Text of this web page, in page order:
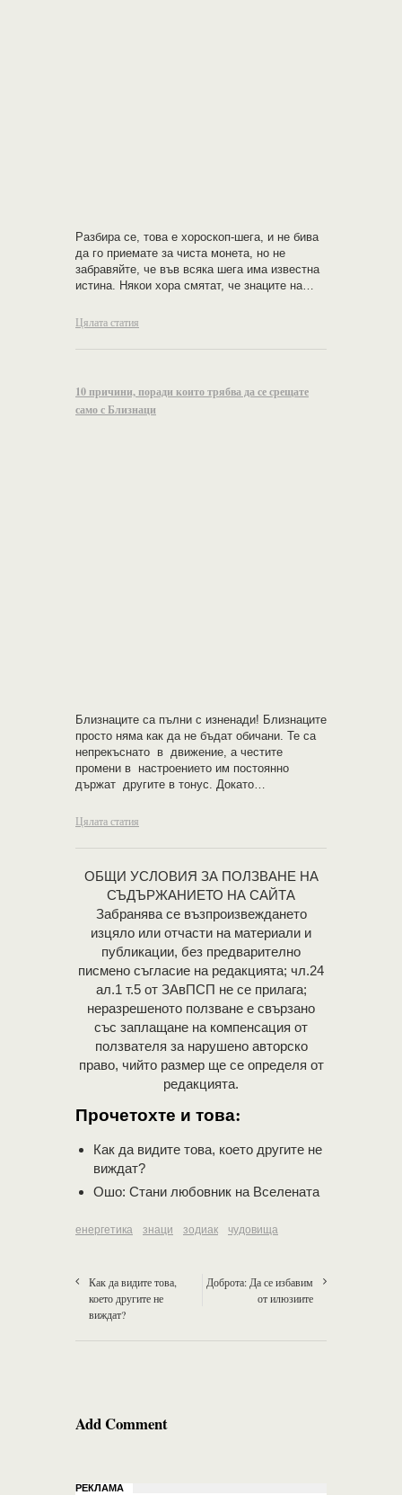
Разбира се, това е хороскоп-шега, и не бива
да го приемате за чиста монета, но не
забравяйте, че във всяка шега има известна
истина. Някои хора смятат, че знаците на…
Цялата статия
10 причини, поради които трябва да се срещате
само с Близнаци
Близнаците са пълни с изненади! Близнаците
просто няма как да не бъдат обичани. Те са
непрекъснато в движение, а честите
промени в настроението им постоянно
държат другите в тонус. Докато…
Цялата статия
OБЩИ УСЛОВИЯ ЗА ПОЛЗВАНЕ НА
СЪДЪРЖАНИЕТО НА САЙТА
Забранява се възпроизвеждането
изцяло или отчасти на материали и
публикации, без предварително
писмено съгласие на редакцията; чл.24
ал.1 т.5 от ЗАвПСП не се прилага;
неразрешеното ползване е свързано
със заплащане на компенсация от
ползвателя за нарушено авторско
право, чийто размер ще се определя от
редакцията.
Прочетохте и това:
Как да видите това, което другите не
виждат?
Ошо: Стани любовник на Вселената
енергетика знаци зодиак чудовища
Как да видите това,
което другите не
виждат?
Доброта: Да се избавим
от илюзиите
Add Comment
РЕКЛАМА